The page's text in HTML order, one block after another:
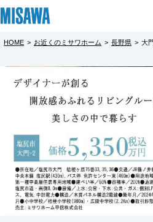
住まい
建てる [注文住宅]
デザイン
テクノロジー（住まいの性能）
建築事例・建築実例
土地活用
個人のお客さま
賃貸住宅
賃貸併用住宅
リフォーム
戸建て・マンション
ミサワリフォームとは
まちづくり
複合開発・投資開発
HOME > お近くのミサワホーム > 長野県 > 大
都道府県
北海道
北海道
東北
【予約制】建売住宅見
会場2】
完全予約制
塩尻駅近くにモデルハウ
プンいたしました。
ただいま【予約制】にて